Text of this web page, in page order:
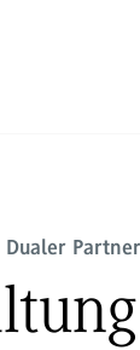
Dualer Partner